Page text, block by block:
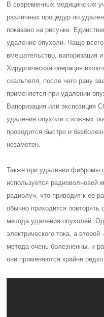
В современных медицинских
различных процедур по
показано на рисунке.
удаление опухоли. Чаще
вмешательство, вапоризация
Хирургическая операция
скальпеля, после чего рану
применяется при удалении
Вапоризация или экспозиция
удаления опухоли с кожных
проводится быстро и
незаметен.
Также при удалении фибромы
используется радиоволновой
радиолуч, что приводит к ее
обычно приходится
метода удаления опухолей.
электрического тока, а
метода очень болезненны, и
они применяются крайне редко.